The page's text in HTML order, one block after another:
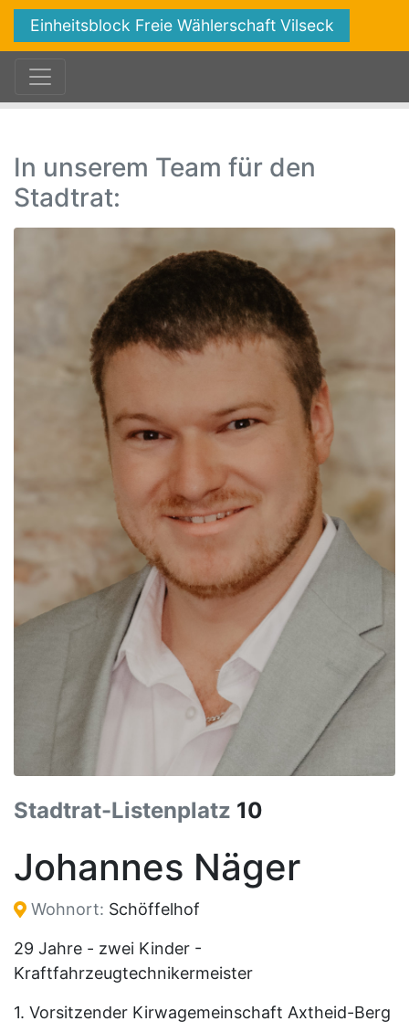
Einheitsblock Freie Wählerschaft Vilseck
In unserem Team für den
Stadtrat:
Stadtrat-Listenplatz 10
Johannes Näger
Wohnort: Schöffelhof
29 Jahre - zwei Kinder -
Kraftfahrzeugtechnikermeister
1. Vorsitzender Kirwagemeinschaft Axtheid-Berg